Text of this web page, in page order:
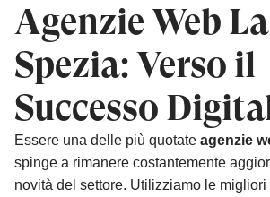
Agenzie Web La
Spezia: Verso il
Successo
Essere una delle più quotate agenzie
spinge a rimanere costantemente
novità del settore. Utilizziamo le